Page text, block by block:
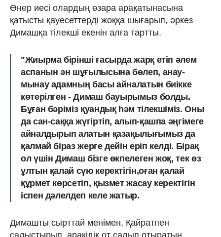
Өнер иесі олардың өзара арақатынасына
қатысты қауесеттерді жоққа шығарып, әркез
Димашқа тілекші екенін алға тартты.
"Жиырма бірінші ғасырда жарқ етіп әлем
аспанын ән шұғылысына бөлеп, анау-
мынау адамның басы айналатын биікке
көтерілген - Димаш бауырымыз болды.
Бұған бәріміз қуандық һәм тілекшіміз. Оны
да сан-саққа жүгіртіп, алып-қашпа әңгімеге
айналдырып алатын қазақылығымыз да
қалмай біраз жерге дейін еріп келді. Бірақ
ол үшін Димаш бізге өкпелеген жоқ, тек өз
ұлтын қалай сүю керектігін,оған қалай
құрмет көрсетіп, қызмет жасау керектігін
іспен дәлелдеп келе жатыр.
Димашты сырттай менімен, Қайратпен
салыстырып, аракідік от салып отыратын